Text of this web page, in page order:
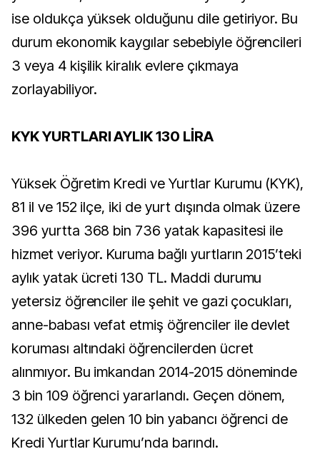
ise oldukça yüksek olduğunu dile getiriyor. Bu
durum ekonomik kaygılar sebebiyle öğrencileri
3 veya 4 kişilik kiralık evlere çıkmaya
zorlayabiliyor.
KYK YURTLARI AYLIK 130 LİRA
Yüksek Öğretim Kredi ve Yurtlar Kurumu (KYK),
81 il ve 152 ilçe, iki de yurt dışında olmak üzere
396 yurtta 368 bin 736 yatak kapasitesi ile
hizmet veriyor. Kuruma bağlı yurtların 2015’teki
aylık yatak ücreti 130 TL. Maddi durumu
yetersiz öğrenciler ile şehit ve gazi çocukları,
anne-babası vefat etmiş öğrenciler ile devlet
koruması altındaki öğrencilerden ücret
alınmıyor. Bu imkandan 2014-2015 döneminde
3 bin 109 öğrenci yararlandı. Geçen dönem,
132 ülkeden gelen 10 bin yabancı öğrenci de
Kredi Yurtlar Kurumu’nda barındı.